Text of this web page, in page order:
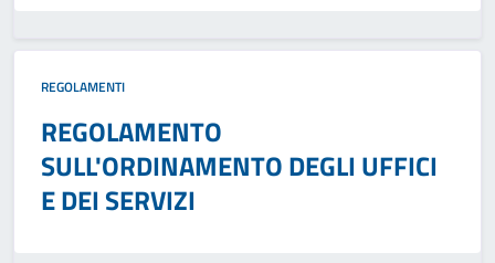
REGOLAMENTI
REGOLAMENTO
SULL'ORDINAMENTO DEGLI UFFICI
E DEI SERVIZI